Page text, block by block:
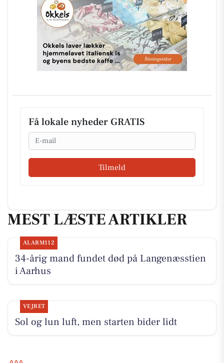
Få lokale nyheder GRATIS
Email
Tilmeld
MEST LÆSTE ARTIKLER
ALARM112
34-årig mand fundet død på Langenæsstien
i Aarhus
VEJRET
Sol og lun luft, men starten bider lidt